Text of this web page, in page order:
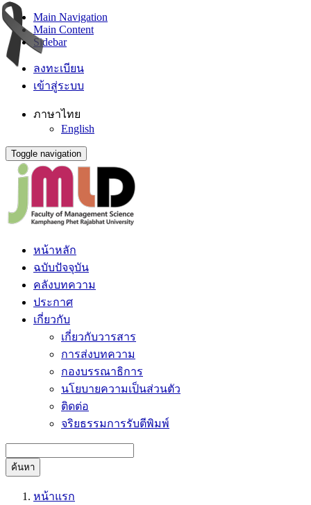
Main Navigation
Main Content
Sidebar
ลงทะเบียน
เข้าสู่ระบบ
ภาษาไทย
English
Toggle navigation
หน้าหลัก
ฉบับปัจจุบัน
คลังบทความ
ประกาศ
เกี่ยวกับ
เกี่ยวกับวารสาร
การส่งบทความ
กองบรรณาธิการ
นโยบายความเป็นส่วนตัว
ติดต่อ
จริยธรรมการรับตีพิมพ์
ค้นหา
หน้าแรก